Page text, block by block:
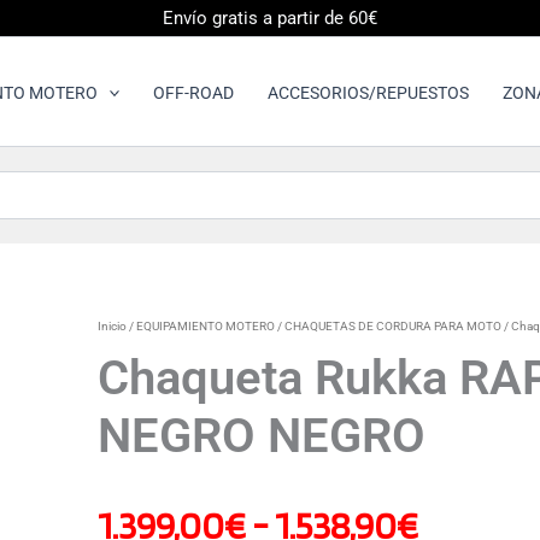
Envío gratis a partir de 60€
MOTERO OFF-ROAD ACCESORIOS/REPUESTOS
Inicio/EQUIPAMIENTO MOTERO/CHAQUETAS DE CORDURA PARA MOTO/
Chaqueta Rukka
NEGRO NEGRO
1.399,00€-1.538,90€
Rango
de
Chaqueta
RAPTO-
R
CHAQUETA
NEGRO